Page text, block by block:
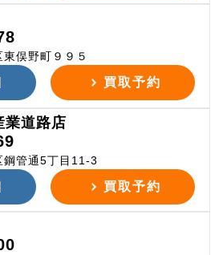
俣野町９９５
買取予約
業道路店
鋼管通5丁目11-3
買取予約